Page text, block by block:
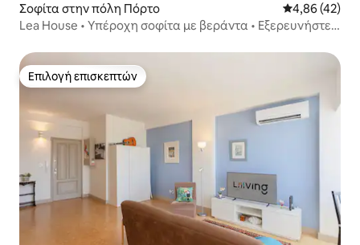
Σοφίτα στην πόλη Πόρτο Μέση
4,86 (42)
Lea House • Υπέροχη σοφίτα με βεράντα • Εξερευνήστε
Επιλογή επισκεπτών
Επιλογή επισκεπτών